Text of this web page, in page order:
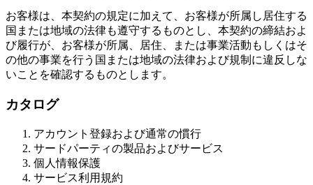
お客様は、本契約の規定に加えて、お客様が所属し居住する
国または地域の法律も遵守するものとし、本契約の締結およ
び履行が、お客様が所属、居住、または事業活動もしくはそ
の他の事業を行う国または地域の法律および規制に違反しな
いことを確認するものとします。
カタログ
アカウント登録および通常の慣行
サードパーティの製品およびサービス
個人情報保護
サービス利用規約